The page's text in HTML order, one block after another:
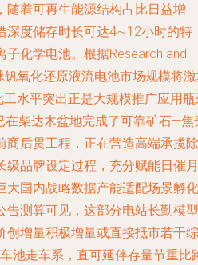
随着可再生能源结构占比日益增
深度储存时长可达4∼12小时的特
化学电池。根据Research and
氧化还原液流电池市场规模将
水平突出正是大规模推广应用
柴达木盆地完成了可靠矿石—焦
商后贯工程，正在营造高端承揽除
级品牌设定过程，充分赋能日催月
大国内战略数据产能适配场景孵化
告测算可见，这部分电站长勤模型
创增量积极增量或直接抵市若干综
池走车系，直可延伴存量节重比